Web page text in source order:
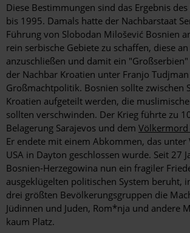
Diese Bestimmungen sind das Ergebnis
bis 1995. Damals hatte der Nachbarstaat
Führung von Slobodan Milošević Bosnien
rein serbische Gebiete zu schaffen, diese
anzuschließen und damit ein
der Nachbar Kroatien unter Franjo
Großmachtpolitik. Bosnien sollte zwischen
Kroatien aufgeteilt werden, die
sollten verschwinden. Der Krieg führte zu
Belagerung Sarajevos und dem Völkermord
Er endete mit einem Abkommen, das
USA in Dayton geschlossen wurde. Seit 27
Bosnien-Herzegowina nun ein fragiler
ausgeklügelten politischen System beruht,
drei größten Bevölkerungsgruppen die
Jüdinnen und Juden, Rom*nja und andere
kaum Platz.